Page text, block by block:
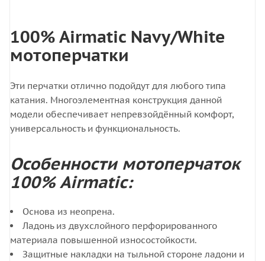
100% Airmatic Navy/White
мотоперчатки
Эти перчатки отлично подойдут для любого типа
катания. Многоэлементная конструкция данной
модели обеспечивает непревзойдённый комфорт,
универсальность и функциональность.
Особенности мотоперчаток
100% Airmatic:
Основа из неопрена.
Ладонь из двухслойного перфорированного
материала повышенной износостойкости.
Защитные накладки на тыльной стороне ладони и